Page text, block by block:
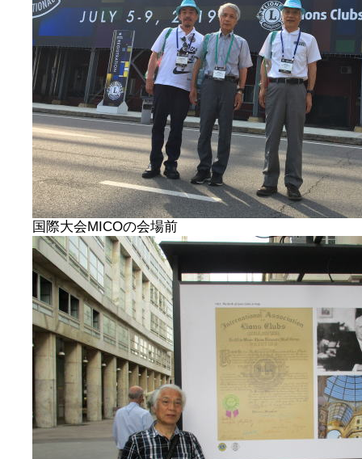
国際大会MICOの会場前